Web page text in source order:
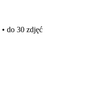
do 30 zdjęć